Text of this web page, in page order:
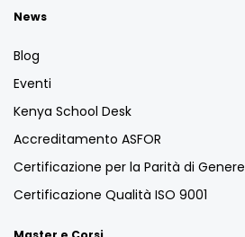
News
Blog
Eventi
Kenya School Desk
Accreditamento ASFOR
Certificazione per la Parità di Genere
Certificazione Qualità ISO 9001